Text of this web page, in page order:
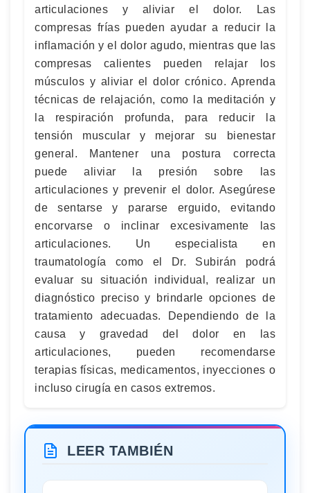
articulaciones y aliviar el dolor. Las
compresas frías pueden ayudar a reducir la
inflamación y el dolor agudo, mientras que las
compresas calientes pueden relajar los
músculos y aliviar el dolor crónico. Aprenda
técnicas de relajación, como la meditación y
la respiración profunda, para reducir la
tensión muscular y mejorar su bienestar
general. Mantener una postura correcta
puede aliviar la presión sobre las
articulaciones y prevenir el dolor. Asegúrese
de sentarse y pararse erguido, evitando
encorvarse o inclinar excesivamente las
articulaciones. Un especialista en
traumatología como el Dr. Subirán podrá
evaluar su situación individual, realizar un
diagnóstico preciso y brindarle opciones de
tratamiento adecuadas. Dependiendo de la
causa y gravedad del dolor en las
articulaciones, pueden recomendarse
terapias físicas, medicamentos, inyecciones o
incluso cirugía en casos extremos.
LEER TAMBIÉN